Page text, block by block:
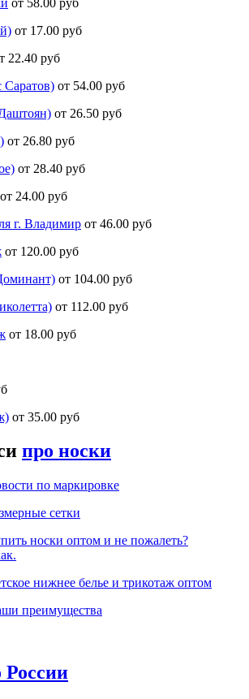
от 17.00 руб
22.40 руб
Саратов) от 54.00 руб
от 26.50 руб
от 26.80 руб
от 28.40 руб
от 24.00 руб
г. Владимир от 46.00 руб
от 120.00 руб
от 104.00 руб
от 112.00 руб
от 18.00 руб
от 35.00 руб
про носки
по маркировке
сетки
носки оптом и не пожалеть?
нижнее белье и трикотаж оптом
преимущества
России